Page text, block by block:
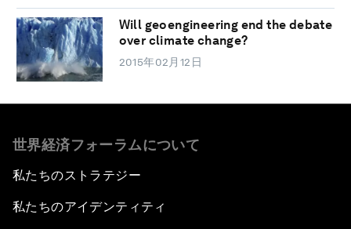
Will geoengineering end the debate
over climate change?
2015年02月12日
世界経済フォーラムについて
私たちのストラテジー
私たちのアイデンティティ